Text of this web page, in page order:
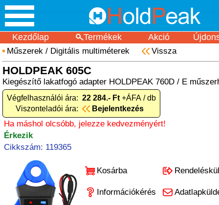
Kezdőlap Termékek Akció
Műszerek / Digitális multiméterek Vissza
HOLDPEAK 605C
Kiegészítő lakatfogó adapter HOLDPEAK 760D / E
Végfelhasználói ára: 22 284.- Ft +ÁFA / db
Viszonteladói ára:
Bejelentkezés
Ha máshol olcsóbb, jelezze kedvezményért!
Érkezik
Cikkszám: 119365
Kosárba
Információkérés